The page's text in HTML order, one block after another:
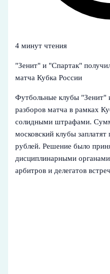
4 минут чтения
"Зенит" и "Спартак"
матча Кубка России
Футбольные клубы "Зенит"
разборов матча в рамках
солидными штрафами.
московский клубы
рублей. Решение было
дисциплинарными
арбитров и делегатов